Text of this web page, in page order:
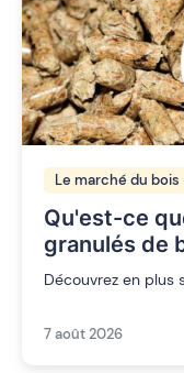
Le marché du bois
Qu'est-ce
granulés de
Découvrez en plus
7 août 2026